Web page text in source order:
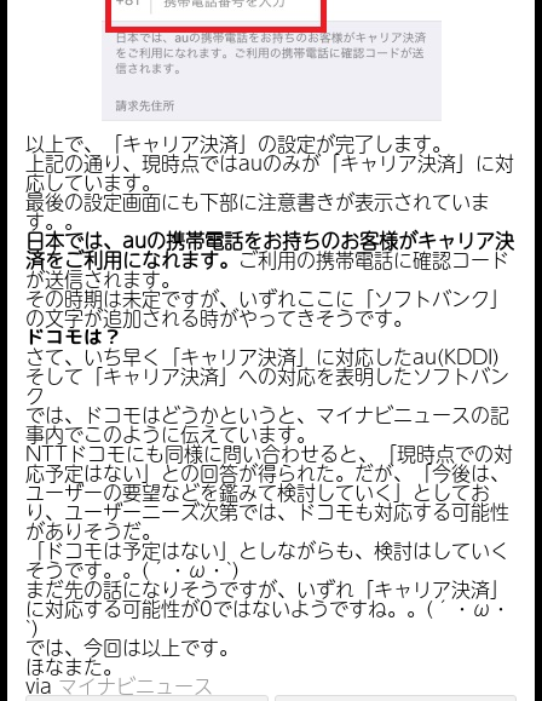
以上で、「キャリア決済」の設定が完了します。
上記の通り、現時点ではauのみが「キャリア決済」に対
応しています。
最後の設定画面にも下部に注意書きが表示されていま
す。。
日本では、auの携帯電話をお持ちのお客様がキャリア決
済をご利用になれます。ご利用の携帯電話に確認コード
が送信されます。
その時期は未定ですが、いずれここに「ソフトバンク」
の文字が追加される時がやってきそうです。
ドコモは？
さて、いち早く「キャリア決済」に対応したau(KDDI)
そして「キャリア決済」への対応を表明したソフトバン
ク
では、ドコモはどうかというと、マイナビニュースの記
事内でこのように伝えています。
NTTドコモにも同様に問い合わせると、「現時点での対
応予定はない」との回答が得られた。だが、「今後は、
ユーザーの要望などを鑑みて検討していく」としてお
り、ユーザーニーズ次第では、ドコモも対応する可能性
がありそうだ。
「ドコモは予定はない」としながらも、検討はしていく
そうです。。(´・ω・`)
まだ先の話になりそうですが、いずれ「キャリア決済」
に対応する可能性が0ではないようですね。。(´・ω・
`)
では、今回は以上です。
ほなまた。
viaマイナビニュース